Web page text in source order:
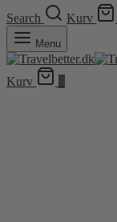
Search Kurv
Menu
Kurv